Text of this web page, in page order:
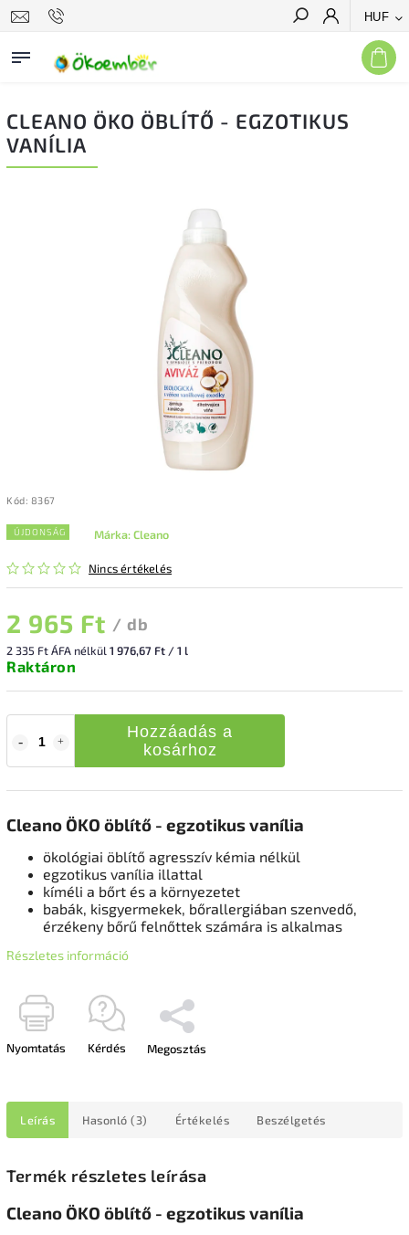
HUF
Keresés
CLEANO ÖKO ÖBLÍTŐ - EGZOTIKUS
VANÍLIA
Kód: 8367
ÚJDONSÁG
Nincs értékelés
Márka:Cleano
2 965 Ft / db
2 335 Ft ÁFA nélkül 1 976,67 Ft / 1 l
Raktáron
Hozzáadás a
kosárhoz
Cleano ÖKO öblítő - egzotikus vanília
ökológiai öblítő agresszív kémia nélkül
egzotikus vanília illattal
kíméli a bőrt és a környezetet
babák, kisgyermekek, bőrallergiában szenvedő,
érzékeny bőrű felnőttek számára is alkalmas
Részletes információ
Nyomtatás Kérdés Megosztás
Leírás Hasonló (3) Értékelés Beszélgetés
Termék részletes leírása
Cleano ÖKO öblítő - egzotikus vanília